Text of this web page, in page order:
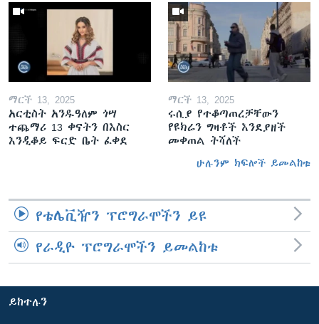
ማርች 13, 2025
አርቲስት አንዱዓለም ጎሣ
ተጨማሪ 13 ቀናትን በእስር
እንዲቆይ ፍርድ ቤት ፈቀደ
ማርች 13, 2025
ሩሲያ የተቆጣጠረቻቸውን
የዩክሬን ግዛቶች እንደያዘች
መቀጠል ትሻለች
ሁሉንም ክፍሎች ይመልከቱ
የቴሌቪዥን ፕሮግራሞችን ይዩ
የራዲዮ ፕሮግራሞችን ይመልከቱ
ይከተሉን